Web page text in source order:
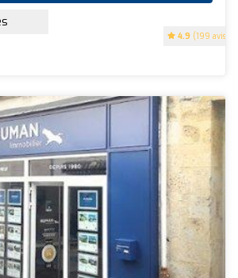
4.9 (199 avis)